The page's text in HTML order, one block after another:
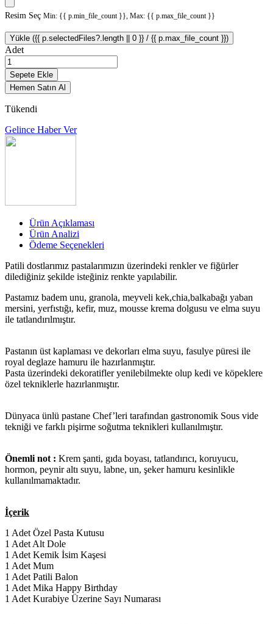
Resim Seç Min: {{ p.min_file_count }}, Max: {{ p.max_file_count }}
Yükle ({{ p.selectedFiles?.length || 0 }} / {{ p.max_file_count }})
Adet
Sepete Ekle
Hemen Satın Al
Tükendi
Gelince Haber Ver
Ürün Açıklaması
Ürün Analizi
Ödeme Seçenekleri
Patili dostlarımız pastalarımızın üzerindeki renkler ve fiğürler
dilediğiniz şekilde isteğiniz renkte yapılabilir.
Pastamız badem unu, granola, meyveli kek,chia,balkabağı yaban
mersini, yerfıstığı, kefir, muz, mousse krema dolgusu ve elma suyu
ile tatlandırılmıştır.
Pastanın üst kaplaması ve dekorları elma suyu, fasulye püresi ile
royal deglaze hamuru ile hazırlanmıştır.
Pasta üzerindeki dekoratifler yenilebilmekte olup kedi ve köpeklere
özel tekniklerle hazırlanmıştır.
Dünyaca ünlü pastane Chef’leri tarafından gastronomik Sous vide
tekniği ve farklı pişirme soğutma teknikleri kullanılmıştır.
Önemli not : Krem şanti, gıda boyası, tatlandırıcı, koruyucu,
hormon, peynir altı suyu, labne, un, şeker hamuru kesinlikle
kullanılmamaktadır.
İçerik
1 Adet Özel Pasta Kutusu
1 Adet Alt Dole
1 Adet Kemik İsim Kaşesi
1 Adet Mum
1 Adet Patili Balon
1 Adet Mika Happy Birthday
1 Adet Kurabiye Üzerine Sayı Numarası